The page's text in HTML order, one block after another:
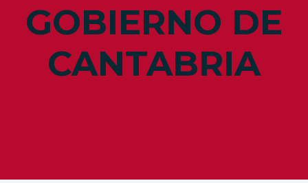
GOBIERNO DE
CANTABRIA